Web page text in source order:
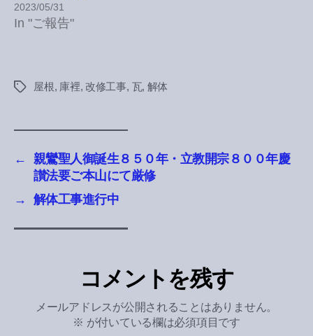
2023/05/31
In "ご報告"
Tags 屋根, 庫裡, 改修工事, 瓦, 解体
←
親鸞聖人御誕生８５０年・立教開宗８００年慶
讃法要ご本山にて厳修
→
解体工事進行中
コメントを残す
メールアドレスが公開されることはありません。
※ が付いている欄は必須項目です